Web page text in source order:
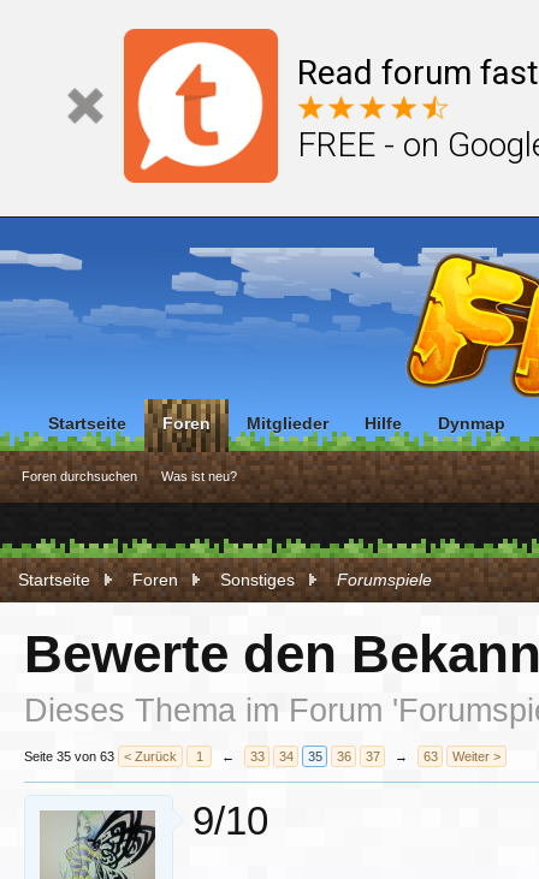
Read forum
FREE - on
Startseite Foren Sonstiges Forumspiele
Bewerte den
Dieses Thema im Forum '
Seite 35 von 63 < Zurück 1 ← 33 34 35 36 37 → 63 Weiter >
9/10
Startseite Foren
Foren durchsuchen Was ist neu?
Mitglieder Hilfe Dynmap